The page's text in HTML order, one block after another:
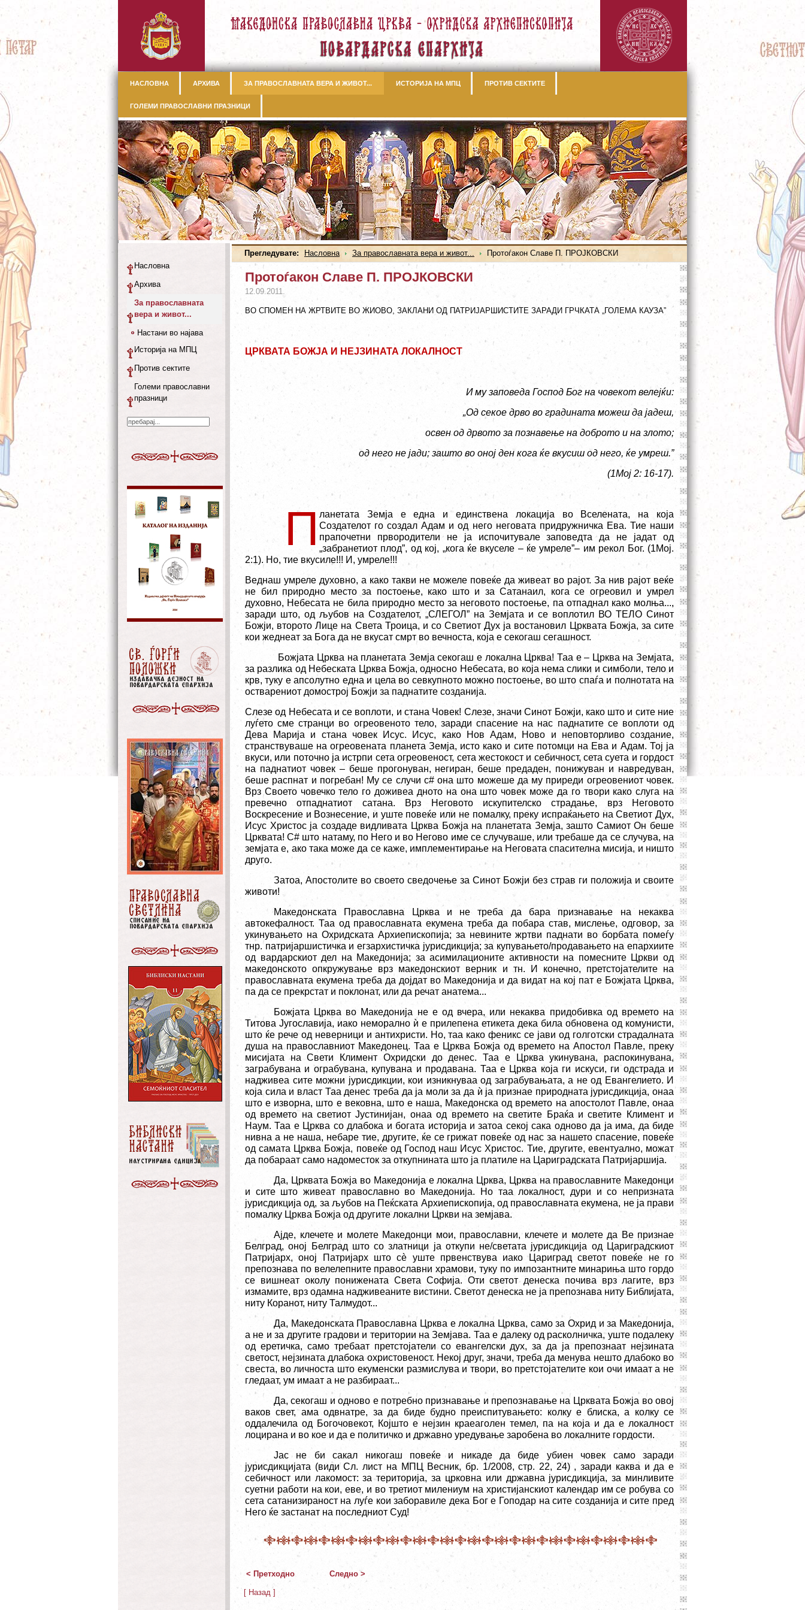
НАСЛОВНА АРХИВА ЗА ПРАВОСЛАВНАТА ВЕРА И ЖИВОТ... ИСТОРИЈА НА МПЦ ПРОТИВ СЕКТИТЕ
ГОЛЕМИ ПРАВОСЛАВНИ ПРАЗНИЦИ
Прегледувате: Насловна За православната вера и живот... Протоѓакон Славе П. ПРОЈКОВСКИ
Протоѓакон Славе П. ПРОЈКОВСКИ
12.09.2011.
ВО СПОМЕН НА ЖРТВИТЕ ВО ЖИОВО, ЗАКЛАНИ ОД ПАТРИЈАРШИСТИТЕ ЗАРАДИ ГРЧКАТА „ГОЛЕМА КАУЗА”
ЦРКВАТА БОЖЈА И НЕЈЗИНАТА ЛОКАЛНОСТ
И му заповеда Господ Бог на човекот велејќи:
„Од секое дрво во градината можеш да јадеш,
освен од дрвото за познавење на доброто и на злото;
од него не јади; зашто во оној ден кога ќе вкусиш од него, ќе умреш.”
(1Мој 2: 16-17).
П ланетата Земја е една и единствена локација во Вселената, на која
Создателот го создал Адам и од него неговата придружничка Ева. Тие наши
прапочетни првородители не ја испочитувале заповедта да не јадат од
„забранетиот плод”, од кој, „кога ќе вкуселе – ќе умреле”– им рекол Бог. (1Мој.
2:1). Но, тие вкусиле!!! И, умреле!!!
Веднаш умреле духовно, а како такви не можеле повеќе да живеат во рајот. За нив рајот веќе
не бил природно место за постоење, како што и за Сатанаил, кога се огреовил и умрел
духовно, Небесата не била природно место за неговото постоење, па отпаднал како молња...,
заради што, од љубов на Создателот, „СЛЕГОЛ” на Земјата и се воплотил ВО ТЕЛО Синот
Божји, второто Лице на Света Троица, и со Светиот Дух ја востановил Црквата Божја, за сите
кои жеднеат за Бога да не вкусат смрт во вечноста, која е секогаш сегашност.
Божјата Црква на планетата Земја секогаш е локална Црква! Таа е – Црква на Земјата,
за разлика од Небеската Црква Божја, односно Небесата, во која нема слики и симболи, тело и
крв, туку е апсолутно една и цела во севкупното можно постоење, во што спаѓа и полнотата на
остварениот домострој Божји за паднатите созданија.
Слезе од Небесата и се воплоти, и стана Човек! Слезе, значи Синот Божји, како што и сите ние
луѓето сме странци во огреовеното тело, заради спасение на нас паднатите се воплоти од
Дева Марија и стана човек Исус. Исус, како Нов Адам, Ново и неповторливо создание,
странствуваше на огреовената планета Земја, исто како и сите потомци на Ева и Адам. Тој ја
вкуси, или поточно ја истрпи сета огреовеност, сета жестокост и себичност, сета суета и гордост
на паднатиот човек – беше прогонуван, негиран, беше предаден, понижуван и навредуван,
беше распнат и погребан! Му се случи с# она што можеше да му приреди огреовениот човек.
Врз Своето човечко тело го доживеа дното на она што човек може да го твори како слуга на
превечно отпаднатиот сатана. Врз Неговото искупителско страдање, врз Неговото
Воскресение и Вознесение, и уште повеќе или не помалку, преку испраќањето на Светиот Дух,
Исус Христос ја создаде видливата Црква Божја на планетата Земја, зашто Самиот Он беше
Црквата! С# што натаму, по Него и во Негово име се случуваше, или требаше да се случува, на
земјата е, ако така може да се каже, имплементирање на Неговата спасителна мисија, и ништо
друго.
Затоа, Апостолите во своето сведочење за Синот Божји без страв ги положија и своите
животи!
Македонската Православна Црква и не треба да бара признавање на некаква
автокефалност. Таа од православната екумена треба да побара став, мислење, одговор, за
укинувањето на Охридската Архиепископија; за невините жртви паднати во борбата помеѓу
тнр. патријаршистичка и егзархистичка јурисдикција; за купувањето/продавањето на епархиите
од вардарскиот дел на Македонија; за асимилационите активности на помесните Цркви од
македонското опкружување врз македонскиот верник и тн. И конечно, претстојателите на
православната екумена треба да дојдат во Македонија и да видат на кој пат е Божјата Црква,
па да се прекрстат и поклонат, или да речат анатема...
Божјата Црква во Македонија не е од вчера, или некаква придобивка од времето на
Титова Југославија, иако неморално ѝ е прилепена етикета дека била обновена од комунисти,
што ќе рече од неверници и антихристи. Но, таа како феникс се јави од голготски страдалната
душа на православниот Македонец. Таа е Црква Божја од времето на Апостол Павле, преку
мисијата на Свети Климент Охридски до денес. Таа е Црква укинувана, распокинувана,
заграбувана и ограбувана, купувана и продавана. Таа е Црква која ги искуси, ги одстрада и
надживеа сите можни јурисдикции, кои изникнуваа од заграбувањата, а не од Евангелието. И
која сила и власт Таа денес треба да ја моли за да ѝ ја признае природната јурисдикција, онаа
што е изворна, што е вековна, што е наша, Македонска од времето на апостолот Павле, онаа
од времето на светиот Јустинијан, онаа од времето на светите Браќа и светите Климент и
Наум. Таа е Црква со длабока и богата историја и затоа секој сака одново да ја има, да биде
нивна а не наша, небаре тие, другите, ќе се грижат повеќе од нас за нашето спасение, повеќе
од самата Црква Божја, повеќе од Господ наш Исус Христос. Тие, другите, евентуално, можат
да побараат само надоместок за откупнината што ја платиле на Цариградската Патријаршија.
Да, Црквата Божја во Македонија е локална Црква, Црква на православните Македонци
и сите што живеат православно во Македонија. Но таа локалност, дури и со непризната
јурисдикција од, за љубов на Пеќската Архиепископија, од православната екумена, не ја прави
помалку Црква Божја од другите локални Цркви на земјава.
Ајде, клечете и молете Македонци мои, православни, клечете и молете да Ве признае
Белград, оној Белград што со златници ја откупи не/светата јурисдикција од Цариградскиот
Патријарх, оној Патријарх што сè уште првенствува иако Цариград светот повеќе не го
препознава по велелепните православни храмови, туку по импозантните минариња што гордо
се вишнеат околу понижената Света Софија. Оти светот денеска почива врз лагите, врз
измамите, врз одамна надживеаните вистини. Светот денеска не ја препознава ниту Библијата,
ниту Коранот, ниту Талмудот...
Да, Македонската Православна Црква е локална Црква, само за Охрид и за Македонија,
а не и за другите градови и територии на Земјава. Таа е далеку од расколничка, уште подалеку
од еретичка, само требаат претстојатели со евангелски дух, за да ја препознаат нејзината
светост, нејзината длабока охристовеност. Некој друг, значи, треба да менува нешто длабоко во
свеста, во личноста што екуменски размислува и твори, во претстојателите кои очи имаат а не
гледаат, ум имаат а не разбираат...
Да, секогаш и одново е потребно признавање и препознавање на Црквата Божја во овој
ваков свет, ама одвнатре, за да биде будно преиспитувањето: колку е блиска, а колку се
оддалечила од Богочовекот, Којшто е нејзин краеаголен темел, па на која и да е локалност
лоцирана и во кое и да е политичко и државно уредување заробена во локалните гордости.
Јас не би сакал никогаш повеќе и никаде да биде убиен човек само заради
јурисдикцијата (види Сл. лист на МПЦ Весник, бр. 1/2008, стр. 22, 24) , заради каква и да е
себичност или лакомост: за територија, за црковна или државна јурисдикција, за минливите
суетни работи на кои, еве, и во третиот милениум на христијанскиот календар им се робува со
сета сатанизираност на луѓе кои заборавиле дека Бог е Гоподар на сите созданија и сите пред
Него ќе застанат на последниот Суд!
< Претходно Следно >
[ Назад ]
Насловна
Архива
За православната
вера и живот...
Настани во најава
Историја на МПЦ
Против сектите
Големи православни
празници